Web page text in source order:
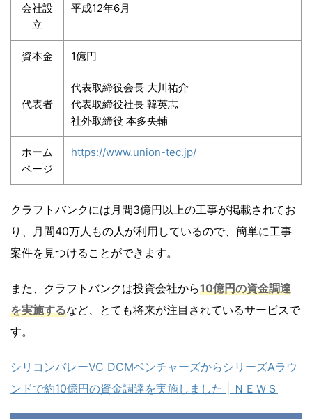
会社設
立
平成12年6月
資本金 1億円
代表者
代表取締役会長 大川祐介
代表取締役社長 韓英志
社外取締役 本多央輔
ホーム
ページ
https://www.union-tec.jp/
クラフトバンクには月間3億円以上の工事が掲載されてお
り、月間40万人もの人が利用しているので、簡単に工事
案件を見つけることができます。
また、クラフトバンクは投資会社から10億円の資金調達
を実施するなど、とても将来が注目されているサービスで
す。
シリコンバレーVC DCMベンチャーズからシリーズAラウ
ンドで約10億円の資金調達を実施しました | ＮＥＷＳ